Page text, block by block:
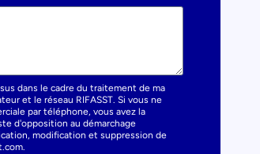
dans le cadre du traitement de ma
et le réseau RIFASST. Si vous ne
par téléphone, vous avez la
d'opposition au démarchage
modification et suppression de